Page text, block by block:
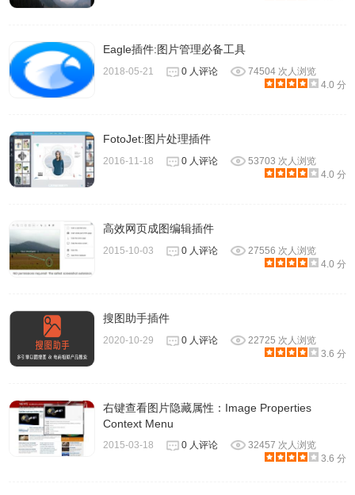
Eagle插件:图片管理必备工具
2018-05-21 0 人评论
74504 次人浏览
4.0 分
FotoJet:图片处理插件
2016-11-18 0 人评论
53703 次人浏览
4.0 分
高效网页成图编辑插件
2015-10-03 0 人评论
27556 次人浏览
4.0 分
搜图助手插件
2020-10-29 0 人评论
22725 次人浏览
3.6 分
右键查看图片隐藏属性：Image Properties
Context Menu
2015-03-18 0 人评论
32457 次人浏览
3.6 分